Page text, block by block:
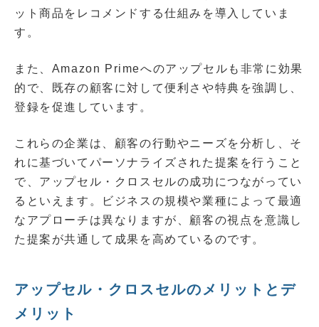
ット商品をレコメンドする仕組みを導入していま
す。
また、Amazon Primeへのアップセルも非常に効果
的で、既存の顧客に対して便利さや特典を強調し、
登録を促進しています。
これらの企業は、顧客の行動やニーズを分析し、そ
れに基づいてパーソナライズされた提案を行うこと
で、アップセル・クロスセルの成功につながってい
るといえます。ビジネスの規模や業種によって最適
なアプローチは異なりますが、顧客の視点を意識し
た提案が共通して成果を高めているのです。
アップセル・クロスセルのメリットとデ
メリット